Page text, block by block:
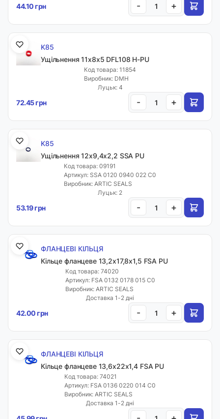
44.10 грн - +
K85
Ущільнення 11х8х5 DFL108 H-PU
Код товара: 11854
Виробник: DMH
Луцьк: 4
72.45 грн - +
K85
Ущільнення 12х9,4х2,2 SSA PU
Код товара: 09191
Артикул: SSA 0120 0940 022 C0
Виробник: ARTIC SEALS
Луцьк: 2
53.19 грн - +
ФЛАНЦЕВІ КІЛЬЦЯ
Кільце фланцеве 13,2х17,8х1,5 FSA PU
Код товара: 74020
Артикул: FSA 0132 0178 015 C0
Виробник: ARTIC SEALS
Доставка 1-2 дні
42.00 грн - +
ФЛАНЦЕВІ КІЛЬЦЯ
Кільце фланцеве 13,6х22х1,4 FSA PU
Код товара: 74021
Артикул: FSA 0136 0220 014 C0
Виробник: ARTIC SEALS
Доставка 1-2 дні